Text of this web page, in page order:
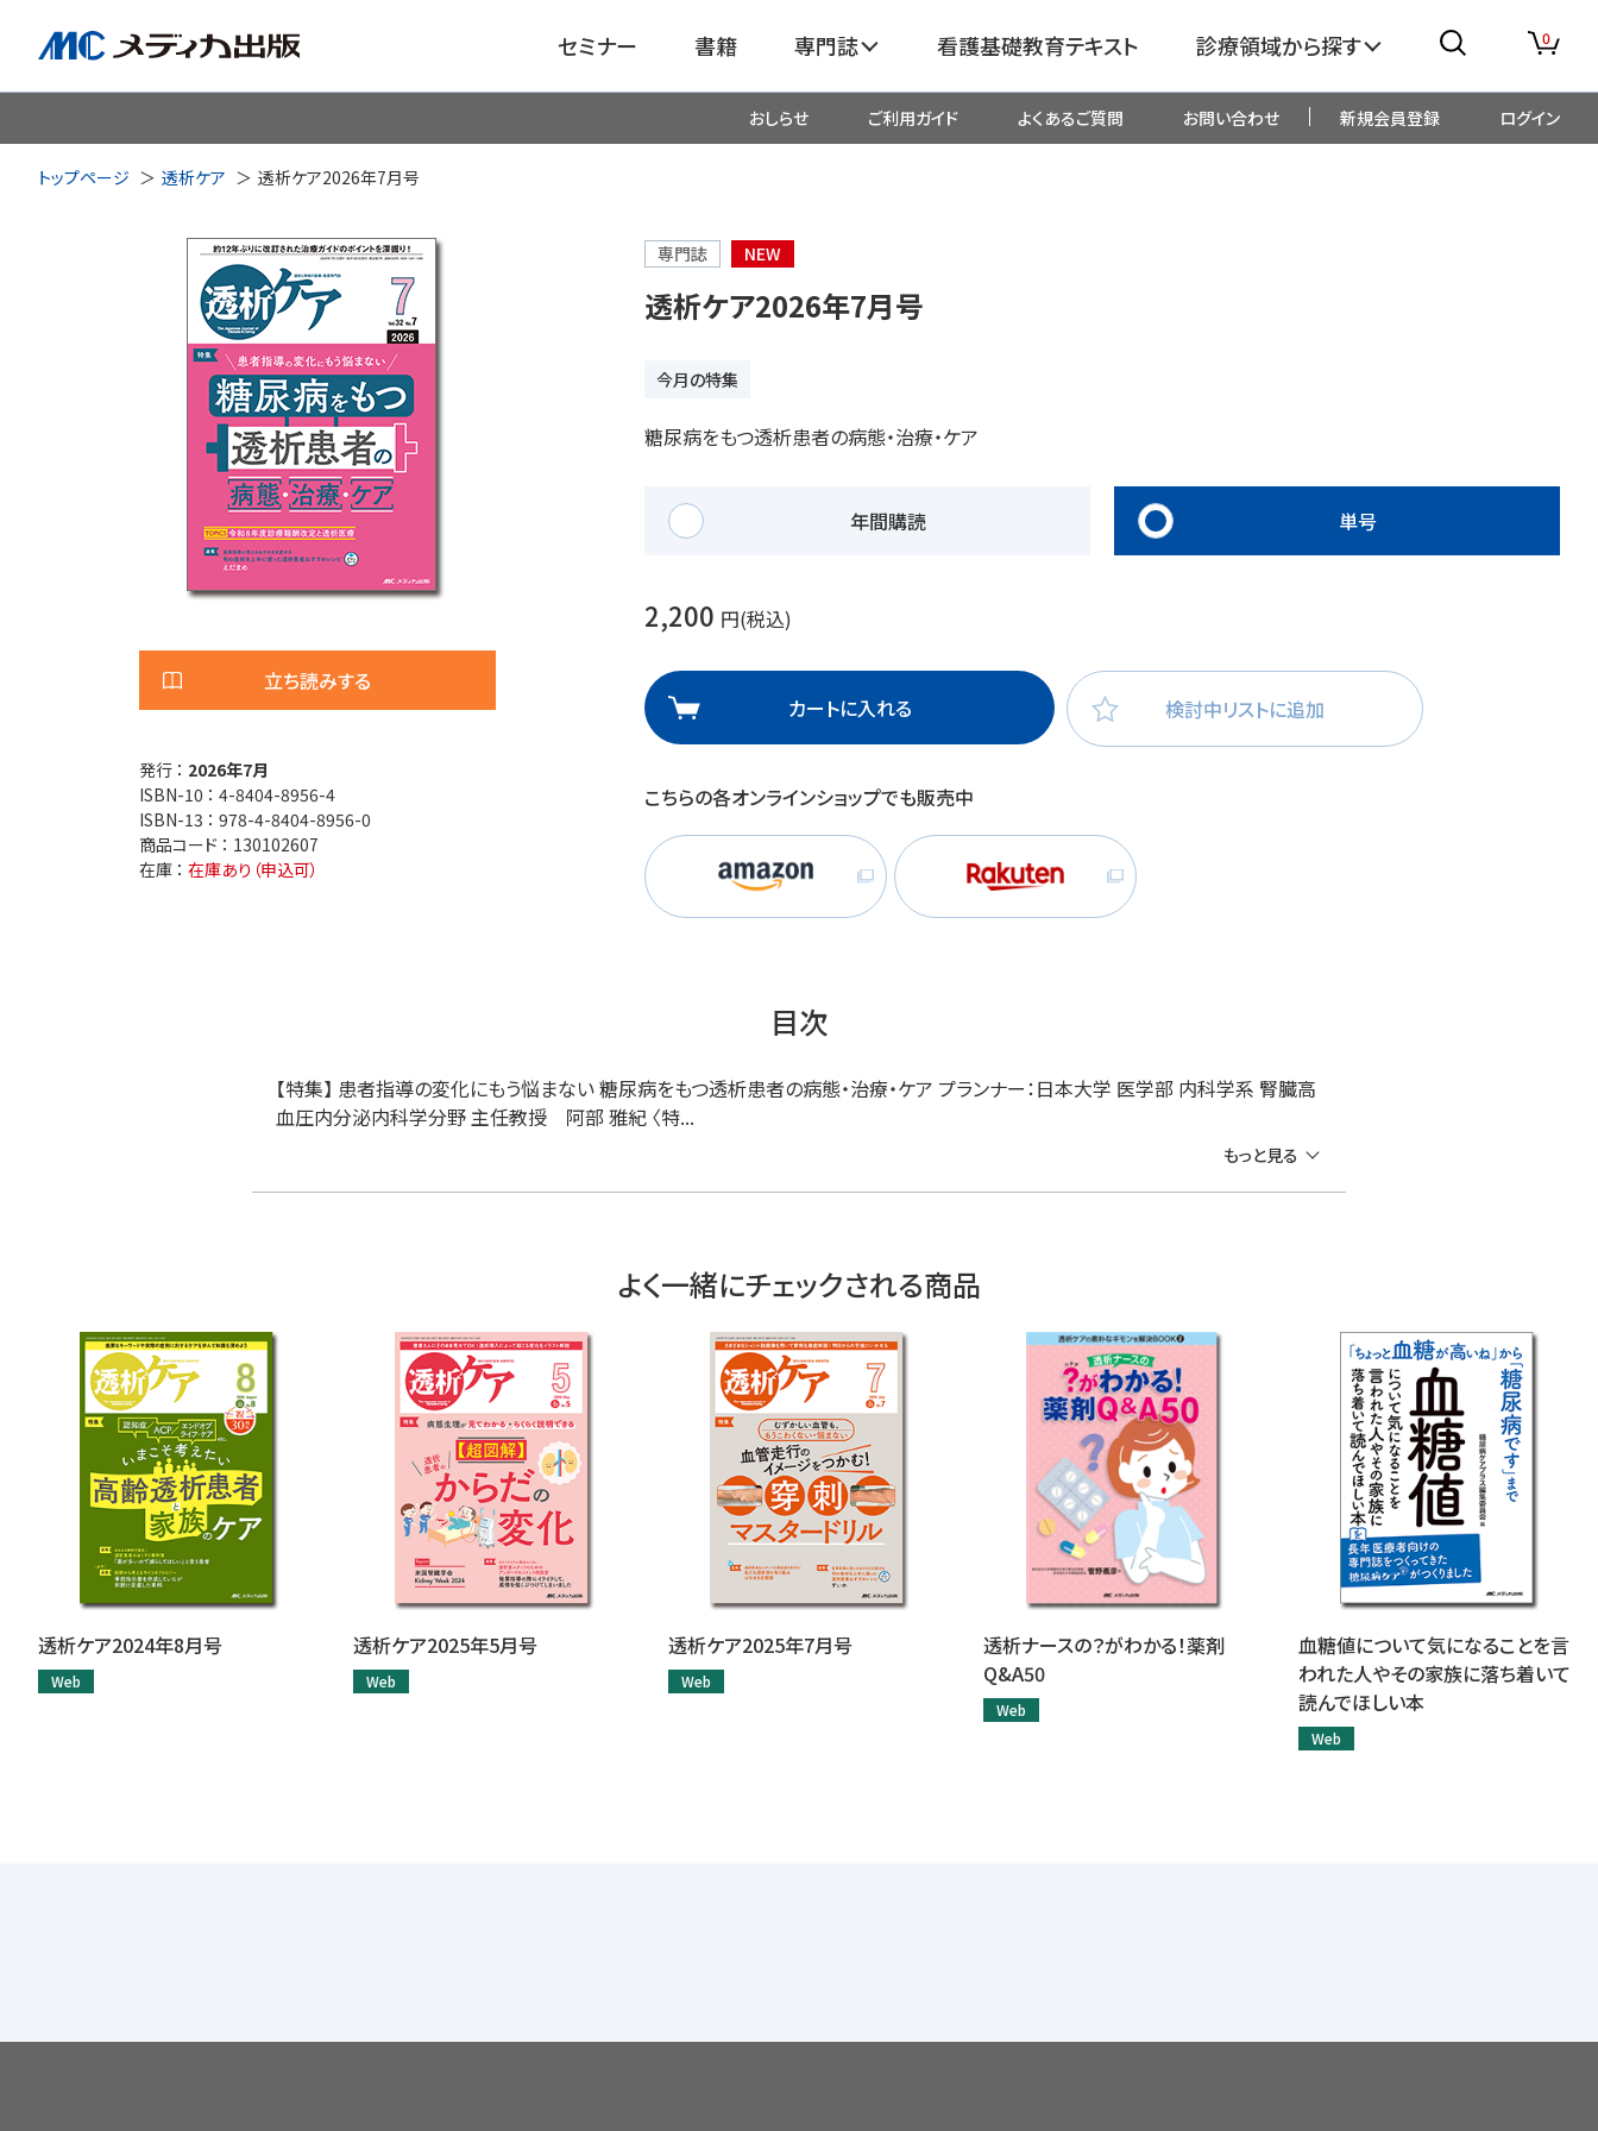
セミナー 書籍 専門誌
看護
栄養
看護基礎教育テキスト 診療領域から探す
脳神経
透析・腎臓・血液浄化 がん 化学療法・放射線治療・緩和ケア
耳鼻咽喉科 産科・婦人科・周産期・助産
手術室・麻酔
感染管理・感染症 超音波・画像・臨床検査 薬剤
医療安全 在宅医療・看護 高齢者看護
0
おしらせ ご利用ガイド よくあるご質問 お問い合わせ 新規会員登録 ログイン
トップページ 透析ケア 透析ケア2026年7月号
立ち読みする
発行 ： 2026年7月
ISBN-10 ： 4-8404-8956-4
ISBN-13 ： 978-4-8404-8956-0
商品コード ： 130102607
在庫 ： 在庫あり（申込可）
専門誌 NEW
透析ケア2026年7月号
今月の特集
糖尿病をもつ透析患者の病態・治療・ケア
年間購読 単号
2,200 円(税込)
カートに入れる 検討中リストに追加
こちらの各オンラインショップでも販売中
目次
【特集】 患者指導の変化にもう悩まない 糖尿病をもつ透析患者の病態・治療・ケア プランナー：日本大学 医学部 内科学系 腎臓高
血圧内分泌内科学分野 主任教授 阿部 雅紀 〈特...
もっと見る
よく一緒にチェックされる商品
透析ケア2024年8月号
Web
透析ケア2025年5月号
Web
透析ケア2025年7月号
Web
透析ナースの？がわかる！薬剤
Q&A50
Web
血糖値について気になることを言
われた人やその家族に落ち着いて
読んでほしい本
Web